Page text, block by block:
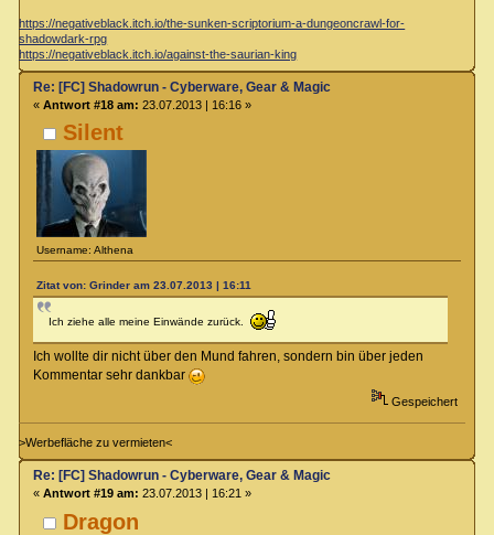
https://negativeblack.itch.io/the-sunken-scriptorium-a-dungeoncrawl-for-
shadowdark-rpg
https://negativeblack.itch.io/against-the-saurian-king
Silent
Username: Althena
Re: [FC] Shadowrun - Cyberware, Gear & Magic
« Antwort #18 am: 23.07.2013 | 16:16 »
Zitat von: Grinder am 23.07.2013 | 16:11
Ich ziehe alle meine Einwände zurück.
Ich wollte dir nicht über den Mund fahren, sondern bin über jeden
Kommentar sehr dankbar
Gespeichert
>Werbefläche zu vermieten<
Dragon
Re: [FC] Shadowrun - Cyberware, Gear & Magic
« Antwort #19 am: 23.07.2013 | 16:21 »